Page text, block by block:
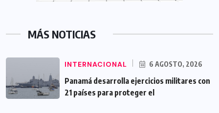
MÁS NOTICIAS
INTERNACIONAL 6 AGOSTO, 2026
Panamá desarrolla ejercicios militares con
21 países para proteger el